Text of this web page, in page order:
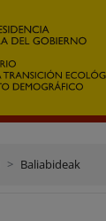
Baliabideak